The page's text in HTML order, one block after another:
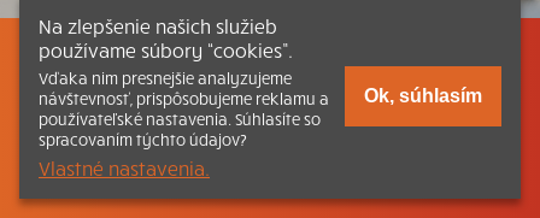
Listovať Obsah Dokumenty a články
Kontakt Tlačená verzia Katechizmu
© 2026 katechizmus.sk |
funguje aj vďaka kresťanskému kníhkupectvu
Na zlepšenie našich služieb
používame súbory “cookies”.
Vďaka nim presnejšie analyzujeme
návštevnosť, prispôsobujeme reklamu a
používateľské nastavenia. Súhlasíte so
spracovaním týchto údajov?
Vlastné nastavenia.
Ok, súhlasím